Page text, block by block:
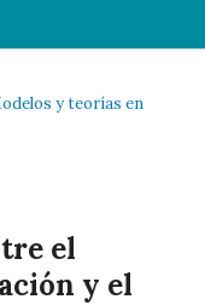
y teorías en
el
y el